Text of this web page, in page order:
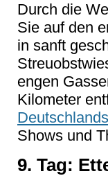
Durch die
Sie auf den
in sanft
engen
Kilometer
Deutschlands
Shows und
9. Tag: